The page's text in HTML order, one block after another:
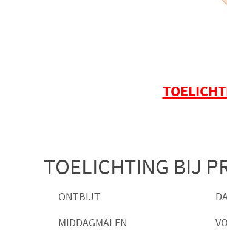
TOELICHTING BIJ
ONTBIJT
MIDDAGMALEN